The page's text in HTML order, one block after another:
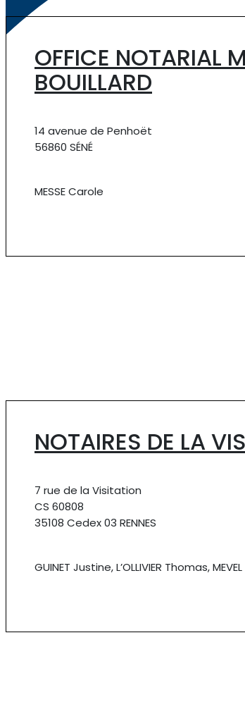
OFFICE NOTARIAL
BOUILLARD
14 avenue de Penhoët
56860 SÉNÉ
MESSE Carole
NOTAIRES DE LA
7 rue de la Visitation
CS 60808
35108 Cedex 03 RENNES
GUINET Justine, L’OLLIVIER Thomas,